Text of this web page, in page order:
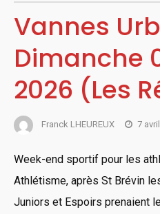
Vannes
Dimanche
2026 (Les
Franck LHEUREUX 7
Week-end sportif pour les
Athlétisme, après St Brévin
Juniors et Espoirs prenaient